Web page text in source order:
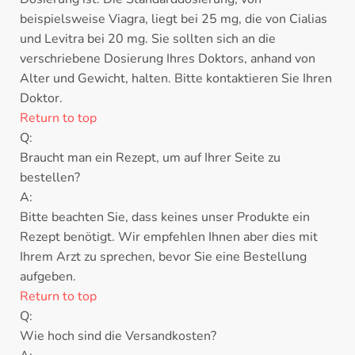
beispielsweise Viagra, liegt bei 25 mg, die von Cialias
und Levitra bei 20 mg. Sie sollten sich an die
verschriebene Dosierung Ihres Doktors, anhand von
Alter und Gewicht, halten. Bitte kontaktieren Sie Ihren
Doktor.
Return to top
Q:
Braucht man ein Rezept, um auf Ihrer Seite zu
bestellen?
A:
Bitte beachten Sie, dass keines unser Produkte ein
Rezept benötigt. Wir empfehlen Ihnen aber dies mit
Ihrem Arzt zu sprechen, bevor Sie eine Bestellung
aufgeben.
Return to top
Q:
Wie hoch sind die Versandkosten?